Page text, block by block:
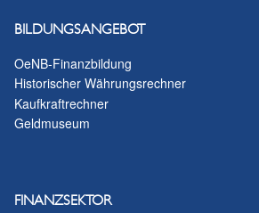
BILDUNGSANGEBOT
OeNB-Finanzbildung
Historischer Währungsrechner
Kaufkraftrechner
Geldmuseum
FINANZSEKTOR